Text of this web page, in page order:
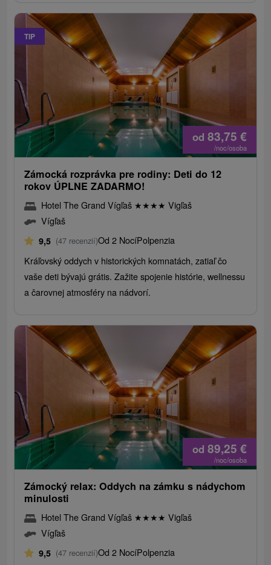
TIP
od 83,75 €
/noc/osoba
Zámocká rozprávka pre rodiny: Deti do 12
rokov ÚPLNE ZADARMO!
Hotel The Grand Vígľaš ★★★★ Vigľaš
Vígľaš
9,5 (47 recenzií)Od 2 NocíPolpenzia
Kráľovský oddych v historických komnatách, zatiaľ čo
vaše deti bývajú grátis. Zažite spojenie histórie, wellnessu
a čarovnej atmosféry na nádvorí.
od 89,25 €
/noc/osoba
Zámocký relax: Oddych na zámku s nádychom
minulosti
Hotel The Grand Vígľaš ★★★★ Vigľaš
Vígľaš
9,5 (47 recenzií)Od 2 NocíPolpenzia